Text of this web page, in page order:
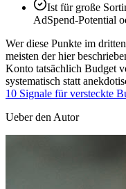
Ist für große
AdSpend-Potential
Wer diese Punkte im
meisten der hier
Konto tatsächlich Budget
systematisch statt
10 Signale für versteckte
Ueber den Autor